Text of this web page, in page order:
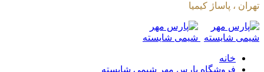
تهران ، پاساژ کیمیا
خانه
فروشگاه پارس مهر شیمی شایسته